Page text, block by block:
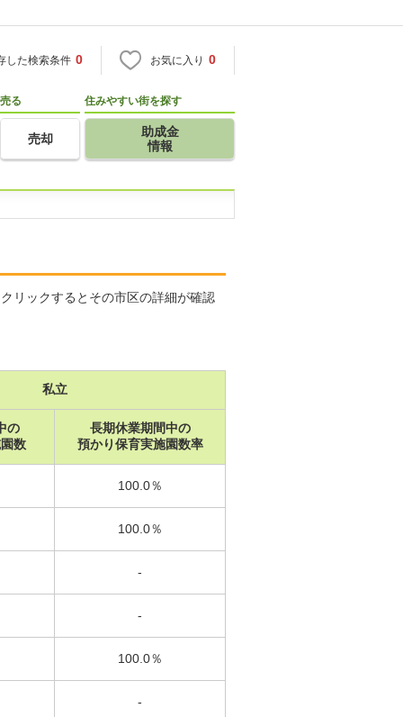
した検索条件 0 お気に入り 0
売る
売却
住みやすい街を探す
助成金
情報
リックするとその市区の詳細が確認
私立
の
数
長期休業期間中の
預かり保育実施園数率
100.0％
100.0％
-
-
100.0％
-